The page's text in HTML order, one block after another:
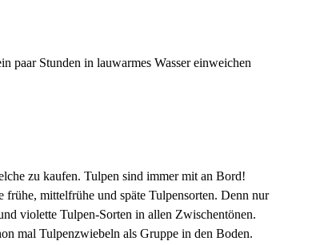
paar Stunden in lauwarmes Wasser einweichen
zu kaufen. Tulpen sind immer mit an Bord!
mittelfrühe und späte Tulpensorten. Denn nur
violette Tulpen-Sorten in allen Zwischentönen.
mal Tulpenzwiebeln als Gruppe in den Boden.